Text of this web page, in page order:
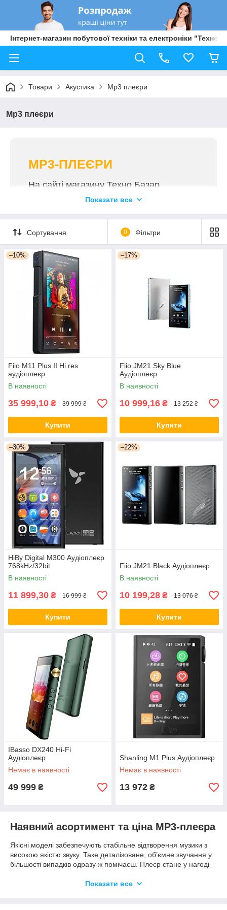
Інтернет-магазин побутової техніки та електроніки "Техно
Товари Акустика Mp3 плеєри
Mp3 плеєри
MP3-ПЛЕЄРИ
На сайті магазину Техно Базар
аудіоплеєр купити можна вигідно та з
Обирайте оригінальні прилади з нашого
каталогу – про решту подбаємо ми!
В каталог!
Показати все
Сортування 0 Фільтри
–10%
Fiio M11 Plus II Hi res
аудіоплеєр
В наявності
35 999,10 ₴ 39 999 ₴
Купити
–17%
Fiio JM21 Sky Blue
Аудіоплеєр
В наявності
10 999,16 ₴ 13 252 ₴
Купити
–30%
HiBy Digital M300 Аудіоплеєр
768kHz/32bit
В наявності
11 899,30 ₴ 16 999 ₴
Купити
–22%
Fiio JM21 Black Аудіоплеєр
В наявності
10 199,28 ₴ 13 076 ₴
Купити
IBasso DX240 Hi-Fi
Аудіоплеєр
Немає в наявності
49 999 ₴
Shanling M1 Plus Аудіоплеєр
Немає в наявності
13 972 ₴
Наявний асортимент та ціна MP3-плеєра
Якісні моделі забезпечують стабільне відтворення музики з
високою якістю звуку. Таке деталізоване, об’ємне звучання у
більшості випадків одразу ж помічаєш. Плеєр стане у нагоді
собою можна у тривалу подорож або по дорозі на навчання.
Показати все